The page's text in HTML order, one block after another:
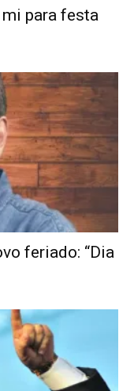
para festa
feriado: “Dia